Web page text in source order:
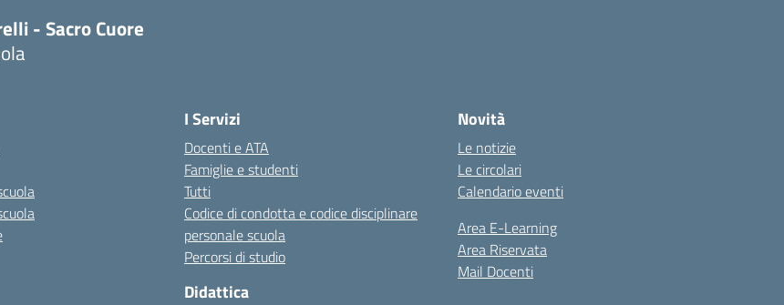
- Sacro Cuore
I Servizi
Docenti e ATA
Famiglie e studenti
Tutti
Codice di condotta e codice disciplinare
personale scuola
Percorsi di studio
Didattica
Novità
Le notizie
Le circolari
Calendario eventi
Area E-Learning
Area Riservata
Mail Docenti